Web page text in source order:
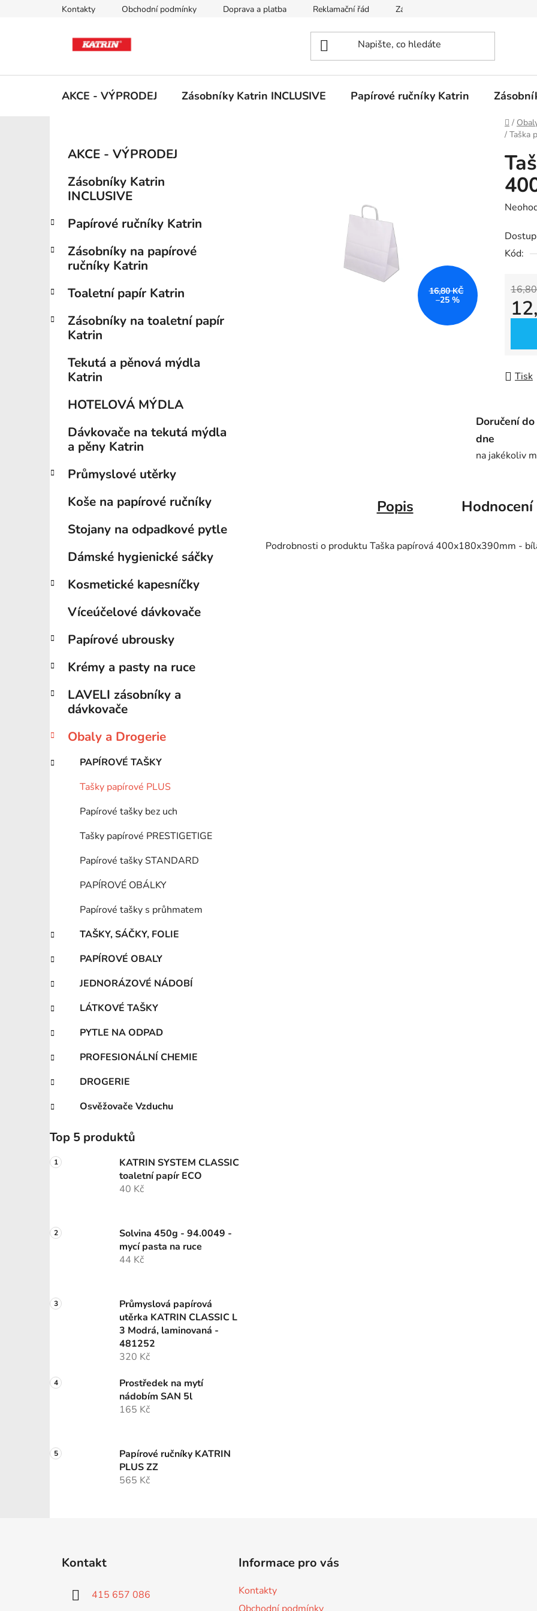
Kontakty Obchodní podmínky Doprava a platba Reklamační řád Zásady používání souborů cookies
AKCE - VÝPRODEJ Zásobníky Katrin INCLUSIVE Papírové ručníky Katrin
Domů
/
/ Taška
a
n
p
n
Přeskočit
kategorie
r
e
AKCE - VÝPRODEJ
Zásobníky Katrin
INCLUSIVE
Papírové ručníky Katrin
Zásobníky na papírové
ručníky Katrin
Toaletní papír Katrin
Zásobníky na toaletní papír
Katrin
Tekutá a pěnová mýdla
Katrin
HOTELOVÁ MÝDLA
Dávkovače na tekutá mýdla
a pěny Katrin
Průmyslové utěrky
Koše na papírové ručníky
Stojany na odpadkové pytle
Dámské hygienické sáčky
Kosmetické kapesníčky
Víceúčelové dávkovače
Papírové ubrousky
Krémy a pasty na ruce
LAVELI zásobníky a
dávkovače
Obaly a Drogerie
PAPÍROVÉ TAŠKY
Tašky papírové PLUS
Papírové tašky bez uch
Tašky papírové PRESTIGETIGE
Papírové tašky STANDARD
PAPÍROVÉ OBÁLKY
Papírové tašky s průhmatem
TAŠKY, SÁČKY, FOLIE
PAPÍROVÉ OBALY
JEDNORÁZOVÉ NÁDOBÍ
LÁTKOVÉ TAŠKY
PYTLE NA ODPAD
PROFESIONÁLNÍ CHEMIE
DROGERIE
Osvěžovače Vzduchu
Top 5 produktů
KATRIN SYSTEM CLASSIC
toaletní papír ECO
40 Kč
Solvina 450g - 94.0049 -
mycí pasta na ruce
44 Kč
Průmyslová papírová
utěrka KATRIN CLASSIC L
3 Modrá, laminovaná -
481252
320 Kč
Prostředek na mytí
nádobím SAN 5l
165 Kč
Papírové ručníky KATRIN
PLUS ZZ
565 Kč
je
Kód:
Tisk
16,80 KČ
–25 %
Doručení
dne
na jakékoliv
Popis Hodnocení
Podrobnosti o produktu Taška papírová 400x180x390mm -
Kontakt
415 657 086
Informace pro vás
Kontakty